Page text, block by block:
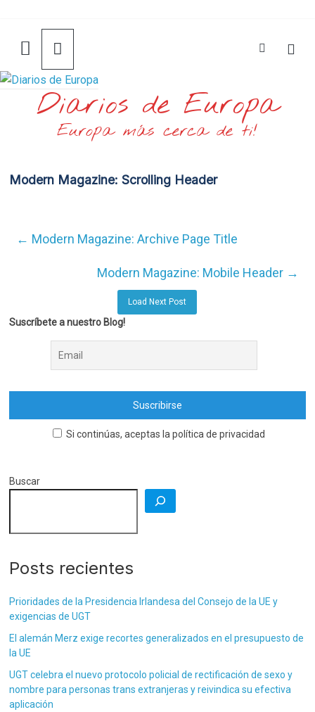
contenido
Diarios de Europa
Europa más cerca de ti!
Modern Magazine: Scrolling Header
← Modern Magazine: Archive Page Title
Modern Magazine: Mobile Header →
Load Next Post
Suscríbete a nuestro Blog!
Si continúas, aceptas la política de privacidad
Buscar
Posts recientes
Prioridades de la Presidencia Irlandesa del Consejo de la UE y
exigencias de UGT
El alemán Merz exige recortes generalizados en el presupuesto de
la UE
UGT celebra el nuevo protocolo policial de rectificación de sexo y
nombre para personas trans extranjeras y reivindica su efectiva
aplicación